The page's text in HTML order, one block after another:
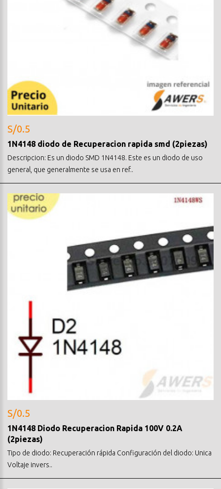
S/0.5
1N4148 diodo de Recuperacion rapida smd (2piezas)
Descripcion: Es un diodo SMD 1N4148. Este es un diodo de uso
general, que generalmente se usa en ref..
S/0.5
1N4148 Diodo Recuperacion Rapida 100V 0.2A
(2piezas)
Tipo de diodo: Recuperación rápida Configuración del diodo: Unica
Voltaje invers..